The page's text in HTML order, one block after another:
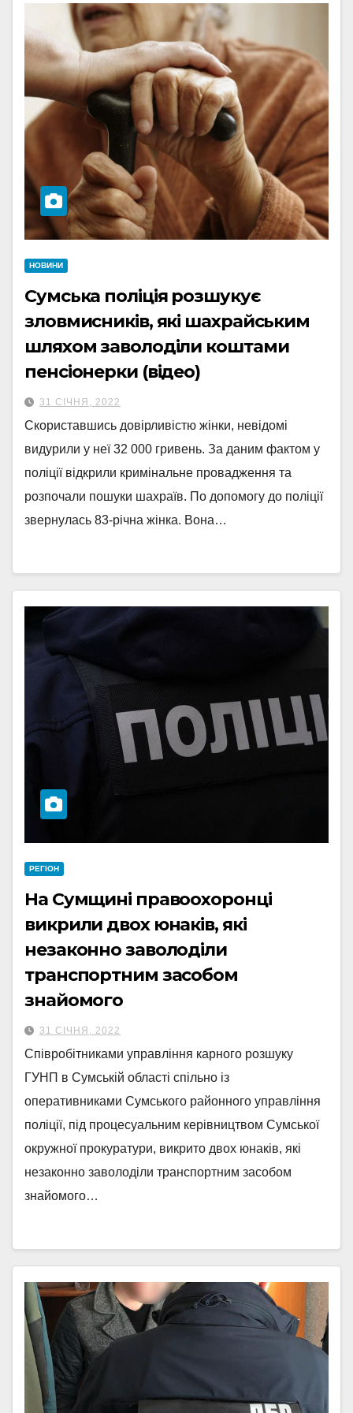
НОВИНИ
Сумська поліція розшукує
зловмисників, які шахрайським
шляхом заволоділи коштами
пенсіонерки (відео)
31 СІЧНЯ, 2022
Скориставшись довірливістю жінки, невідомі
видурили у неї 32 000 гривень. За даним фактом у
поліції відкрили кримінальне провадження та
розпочали пошуки шахраїв. По допомогу до поліції
звернулась 83-річна жінка. Вона…
РЕГІОН
На Сумщині правоохоронці
викрили двох юнаків, які
незаконно заволоділи
транспортним засобом
знайомого
31 СІЧНЯ, 2022
Співробітниками управління карного розшуку
ГУНП в Сумській області спільно із
оперативниками Сумського районного управління
поліції, під процесуальним керівництвом Сумської
окружної прокуратури, викрито двох юнаків, які
незаконно заволоділи транспортним засобом
знайомого…